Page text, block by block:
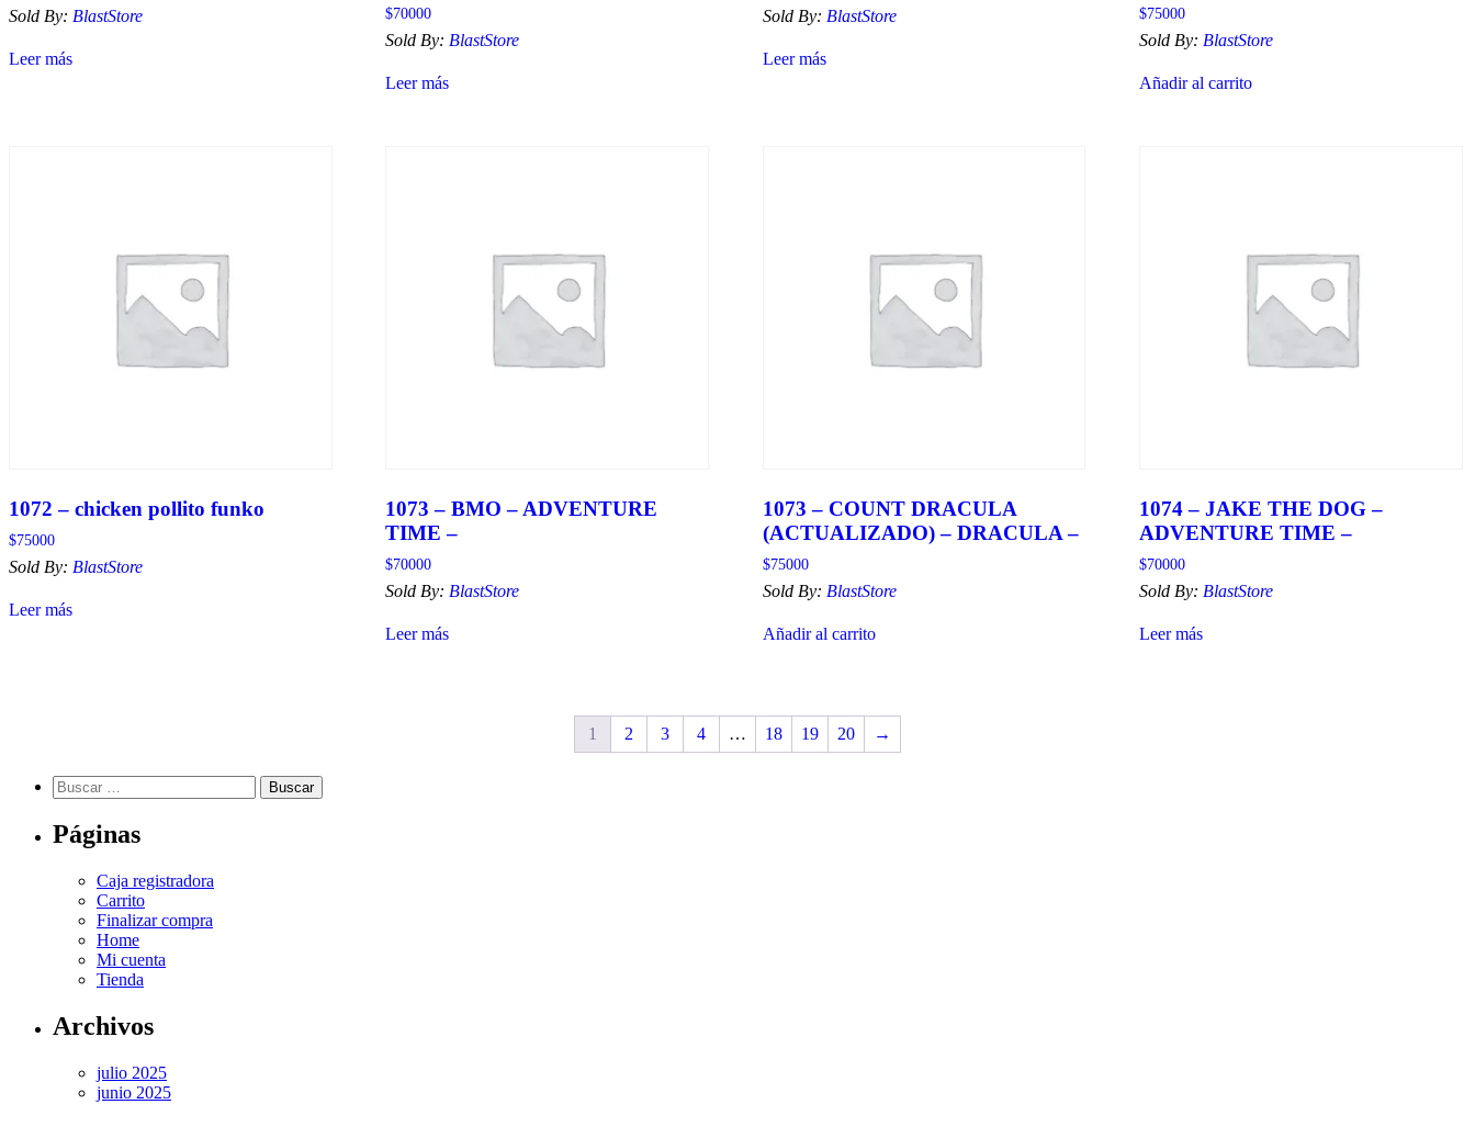
Sold By: BlastStore
Leer más
$70000
Sold By: BlastStore
Leer más
Sold By: BlastStore
Leer más
$75000
Sold By: BlastStore
Añadir al carrito
1072 – chicken pollito funko
$75000
Sold By: BlastStore
Leer más
1073 – BMO – ADVENTURE
TIME –
$70000
Sold By: BlastStore
Leer más
1073 – COUNT DRACULA
(ACTUALIZADO) – DRACULA –
$75000
Sold By: BlastStore
Añadir al carrito
1074 – JAKE THE DOG –
ADVENTURE TIME –
$70000
Sold By: BlastStore
Leer más
1 2 3 4 … 18 19 20 →
Buscar:
Páginas
Caja registradora
Carrito
Finalizar compra
Home
Mi cuenta
Tienda
Archivos
julio 2025
junio 2025